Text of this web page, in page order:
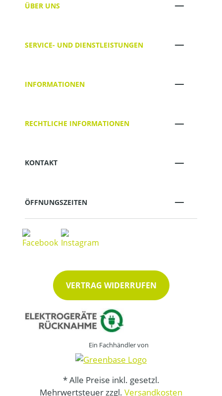
ÜBER UNS
SERVICE- UND DIENSTLEISTUNGEN
INFORMATIONEN
RECHTLICHE INFORMATIONEN
KONTAKT
ÖFFNUNGSZEITEN
VERTRAG WIDERRUFEN
Ein Fachhändler von
* Alle Preise inkl. gesetzl.
Mehrwertsteuer zzgl. Versandkosten